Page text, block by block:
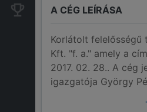
Konkurens cégek
A CÉG LEÍRÁSA
Korlátolt felelősségű
Kft. "f. a." amely a
2017. 02. 28.. A cég
igazgatója György